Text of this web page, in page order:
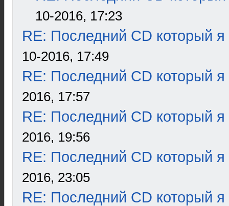
10-2016, 17:23
RE: Последний CD который я
10-2016, 17:49
RE: Последний CD который я
2016, 17:57
RE: Последний CD который я
2016, 19:56
RE: Последний CD который я
2016, 23:05
RE: Последний CD который я